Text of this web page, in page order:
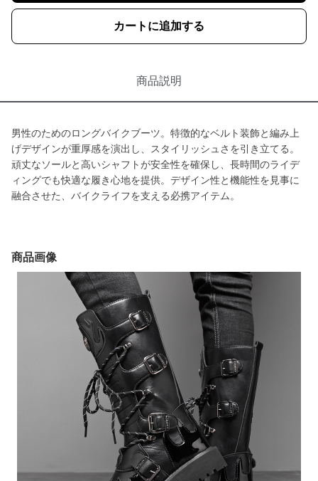
カートに追加する
商品説明
男性のためのロングバイクブーツ。特徴的なベルト装飾と編み上
げデザインが重厚感を演出し、スタイリッシュさを引き立てる。
頑丈なソールと高いシャフトが安全性を確保し、長時間のライデ
ィングでも快適な履き心地を提供。デザイン性と機能性を見事に
融合させた、バイクライフを支える必携アイテム。
商品画像